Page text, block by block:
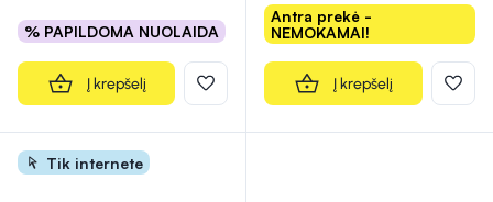
% PAPILDOMA NUOLAIDA
Į krepšelį
Antra prekė -
NEMOKAMAI!
Į krepšelį
Tik internete